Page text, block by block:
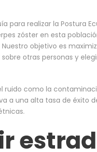
para realizar la Postura
zóster en esta
objetivo es
otras personas y
ruido como la
a una alta tasa de éxito